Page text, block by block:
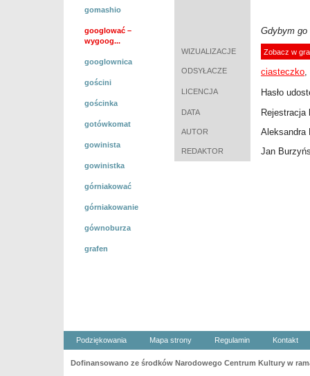
gomashio
googlować –
wygoog...
googlownica
gościni
gościnka
gotówkomat
gowinista
gowinistka
górniakować
górniakowanie
gównoburza
grafen
Gdybym
WIZUALIZACJE Zobacz w
ODSYŁACZE ciasteczko,
LICENCJA Hasło
DATA Rejestracja
AUTOR Aleksandra
REDAKTOR Jan
Podziękowania Mapa strony Regulamin Kontakt
Dofinansowano ze środków Narodowego Centrum Kultury w